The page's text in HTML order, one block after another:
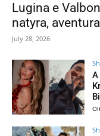
Lugina e
natyra,
July 28, 2026